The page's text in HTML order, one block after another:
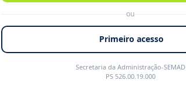
ou
Primeiro acesso
Secretaria da Administração-SEMAD
PS 526.00.19.000